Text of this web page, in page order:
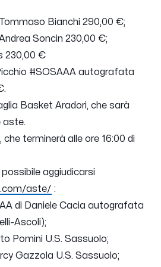
Bianchi 290,00 €;
Soncin 230,00 €;
230,00 €
#SOSAAA autografata
Basket Aradori, che sarà
aste.
che terminerà alle ore 16:00 di
aggiudicarsi
aste/ :
di Daniele Cacia autografata
Ascoli);
Pomini U.S. Sassuolo;
Gazzola U.S. Sassuolo;